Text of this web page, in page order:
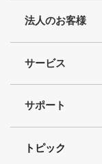
法人のお客様
サービス
サポート
トピック